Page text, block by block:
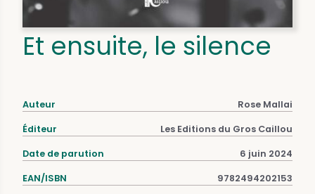
Et ensuite, le silence
Auteur Rose Mallai
Éditeur Les Editions du Gros Caillou
Date de parution 6 juin 2024
EAN/ISBN 9782494202153